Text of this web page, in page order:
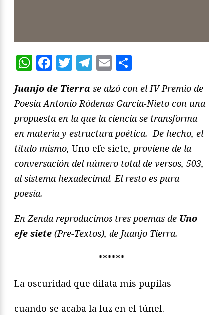
WhatsApp
Facebook
Twitter
Telegram
Email
Juanjo de Tierra se alzó con el IV Premio de
Poesía Antonio Ródenas García-Nieto con una
propuesta en la que la ciencia se transforma
en materia y estructura poética. De hecho, el
título mismo, Uno efe siete, proviene de la
conversación del número total de versos, 503,
al sistema hexadecimal. El resto es pura
poesía.
En Zenda reproducimos tres poemas de Uno
efe siete (Pre-Textos), de Juanjo Tierra.
******
La oscuridad que dilata mis pupilas
cuando se acaba la luz en el túnel.